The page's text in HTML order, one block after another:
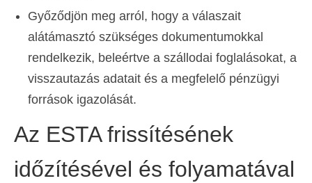
Győződjön meg arról, hogy a válaszait
alátámasztó szükséges dokumentumokkal
rendelkezik, beleértve a szállodai foglalásokat, a
visszautazás adatait és a megfelelő pénzügyi
források igazolását.
Az ESTA frissítésének
időzítésével és folyamatával